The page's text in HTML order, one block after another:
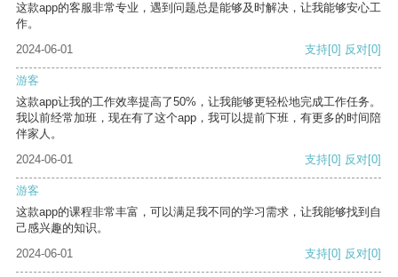
这款app的客服非常专业，遇到问题总是能够及时解决，让我能够安心工
作。
2024-06-01
支持[0] 反对[0]
游客
这款app让我的工作效率提高了50%，让我能够更轻松地完成工作任务。
我以前经常加班，现在有了这个app，我可以提前下班，有更多的时间陪
伴家人。
2024-06-01
支持[0] 反对[0]
游客
这款app的课程非常丰富，可以满足我不同的学习需求，让我能够找到自
己感兴趣的知识。
2024-06-01
支持[0] 反对[0]